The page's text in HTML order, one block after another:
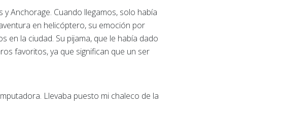
Anchorage. Cuando llegamos, solo había
en helicóptero, su emoción por
en la ciudad. Su pijama, que le había dado
favoritos, ya que significan que un ser
Llevaba puesto mi chaleco de la